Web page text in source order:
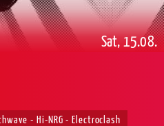
Sat, 15.08.
- Hi-NRG - Electroclash